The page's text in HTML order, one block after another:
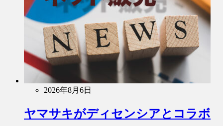
2026年8月6日
ヤマサキがディセンシアとコラボ